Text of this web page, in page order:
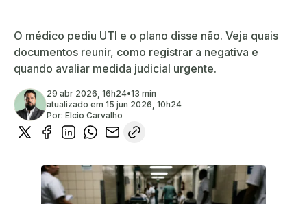
O médico pediu UTI e o plano disse não. Veja quais
documentos reunir, como registrar a negativa e
quando avaliar medida judicial urgente.
29 abr 2026, 16h24•13 min
atualizado em 15 jun 2026, 10h24
Por: Elcio Carvalho